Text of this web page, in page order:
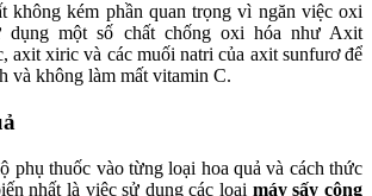
không kém phần quan trọng vì ngăn việc oxi
dụng một số chất chống oxi hóa như Axit
axit xiric và các muối natri của axit sunfurơ để
và không làm mất vitamin C.
phụ thuốc vào từng loại hoa quả và cách thức
nhất là việc sử dụng các loại máy sấy công